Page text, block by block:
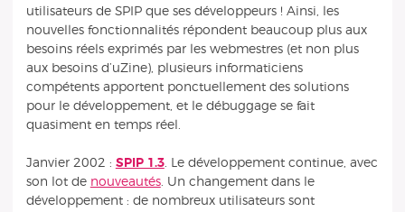
utilisateurs de SPIP que ses développeurs ! Ainsi, les
nouvelles fonctionnalités répondent beaucoup plus aux
besoins réels exprimés par les webmestres (et non plus
aux besoins d’uZine), plusieurs informaticiens
compétents apportent ponctuellement des solutions
pour le développement, et le débuggage se fait
quasiment en temps réel.
Janvier 2002 : SPIP 1.3. Le développement continue, avec
son lot de nouveautés. Un changement dans le
développement : de nombreux utilisateurs sont